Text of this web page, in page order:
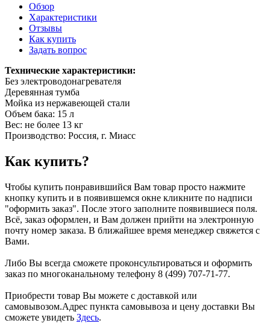
Обзор
Характеристики
Отзывы
Как купить
Задать вопрос
Технические характеристики:
Без электроводонагревателя
Деревянная тумба
Мойка из нержавеющей стали
Объем бака: 15 л
Вес: не более 13 кг
Производство: Россия, г. Миасс
Как купить?
Чтобы купить понравившийся Вам товар просто нажмите
кнопку купить и в появившемся окне кликните по надписи
"оформить заказ". После этого заполните появившиеся поля.
Всё, заказ оформлен, и Вам должен прийти на электронную
почту номер заказа. В ближайшее время менеджер свяжется с
Вами.
Либо Вы всегда сможете проконсультироваться и оформить
заказ по многоканальному телефону 8 (499) 707-71-77.
Приобрести товар Вы можете с доставкой или
самовывозом.Адрес пункта самовывоза и цену доставки Вы
сможете увидеть Здесь.